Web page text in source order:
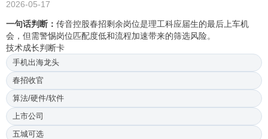
2026-05-17
一句话判断： 传音控股春招剩余岗位是理工科应届生的最后上车机
会，但需警惕岗位匹配度低和流程加速带来的筛选风险。
技术成长判断卡
手机出海龙头
春招收官
算法/硬件/软件
上市公司
五城可选